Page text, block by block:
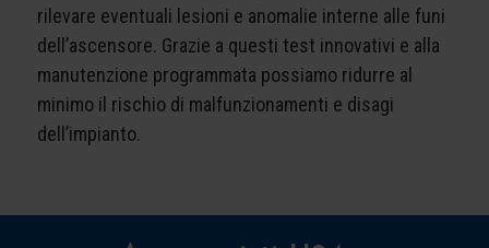
rilevare eventuali lesioni e anomalie interne alle funi
dell’ascensore. Grazie a questi test innovativi e alla
manutenzione programmata possiamo ridurre al
minimo il rischio di malfunzionamenti e disagi
dell’impianto.